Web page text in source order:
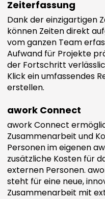
Zeiterfassung
Dank der einzigartigen
können Zeiten direkt
vom ganzen Team
Aufwand für Projekte
der Fortschritt
Klick ein umfassendes
erstellen.
awork Connect
awork Connect
Zusammenarbeit und
Personen im eigenen
zusätzliche Kosten für
externen Personen.
steht für eine neue,
Zusammenarbeit mit